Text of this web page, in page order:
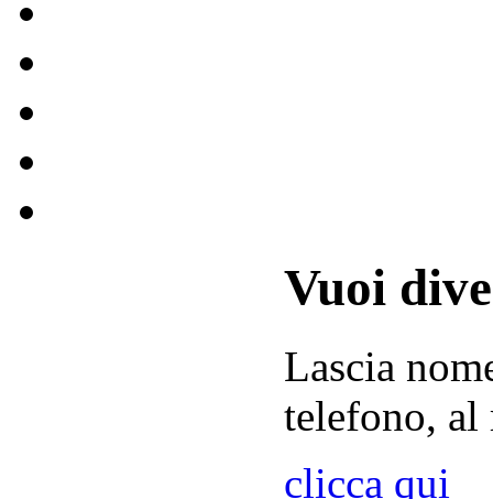
Vuoi
Lascia
telefono, al
clicca qui